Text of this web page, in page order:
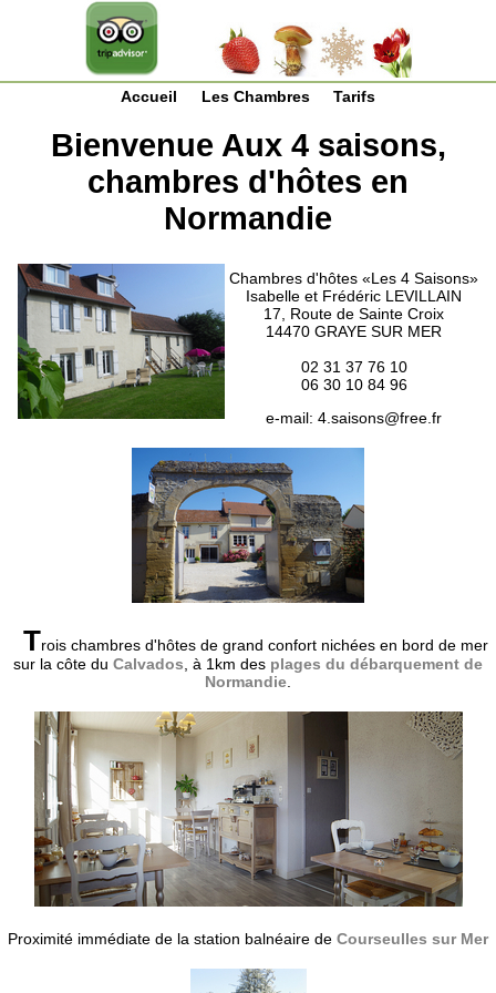
Accueil Les Chambres Tarifs
Bienvenue Aux 4 saisons,
chambres d'hôtes en
Normandie
Chambres d'hôtes «Les 4 Saisons»
Isabelle et Frédéric LEVILLAIN
17, Route de Sainte Croix
14470 GRAYE SUR MER
02 31 37 76 10
06 30 10 84 96
e-mail: 4.saisons@free.fr
Trois chambres d'hôtes de grand confort nichées en bord de mer
sur la côte du Calvados , à 1km des plages du débarquement de
Normandie
Proximité immédiate de la station balnéaire de Courseulles sur Mer